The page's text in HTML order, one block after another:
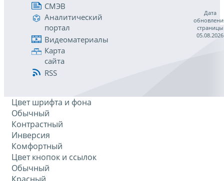
СМЭВ
Аналитический
портал
Видеоматериалы
Карта
сайта
RSS
Дата
страницы
05.08.2026
Цвет шрифта и фона
Обычный
Контрастный
Инверсия
Комфортный
Цвет кнопок и ссылок
Обычный